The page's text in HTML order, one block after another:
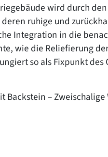
wird durch
ruhige und
Integration in die
wie die Reliefierung
so als Fixpunkt des
–